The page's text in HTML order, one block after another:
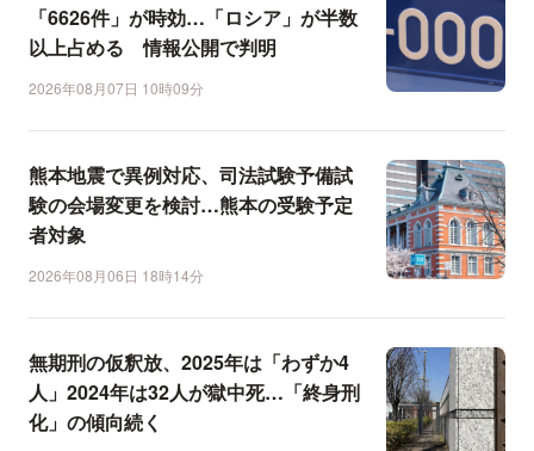
「6626件」が時効…「ロシア」が半数
以上占める 情報公開で判明
2026年08月07日 10時09分
熊本地震で異例対応、司法試験予備試
験の会場変更を検討…熊本の受験予定
者対象
2026年08月06日 18時14分
無期刑の仮釈放、2025年は「わずか4
人」2024年は32人が獄中死…「終身刑
化」の傾向続く